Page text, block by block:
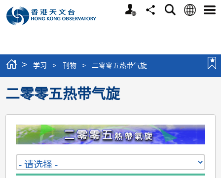
个
分
搜
语
选
> 学习 > 刊物 > 二零零五热带气旋
二零零五热带气旋